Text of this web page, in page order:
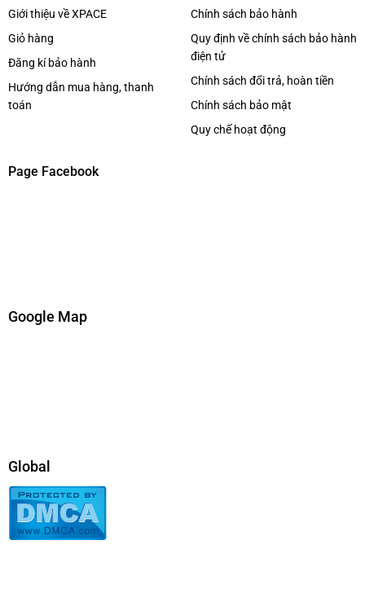
Giới thiệu về XPACE
Giỏ hàng
Đăng kí bảo hành
Hướng dẫn mua hàng, thanh
toán
Chính sách bảo hành
Quy định về chính sách bảo hành
điện tử
Chính sách đổi trả, hoàn tiền
Chính sách bảo mật
Quy chế hoạt động
Page Facebook
Google Map
Global